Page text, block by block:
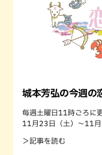
城本芳弘の今週の
毎週土曜日11時ごろに
11月23日（土）～11月
＞記事を読む